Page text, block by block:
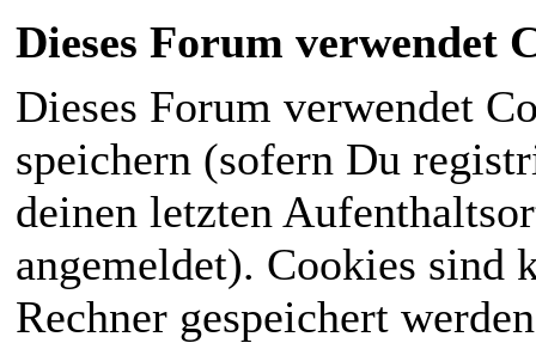
Dieses Forum verwendet
Dieses Forum verwendet
speichern (sofern Du
deinen letzten
angemeldet). Cookies sind
Rechner gespeichert